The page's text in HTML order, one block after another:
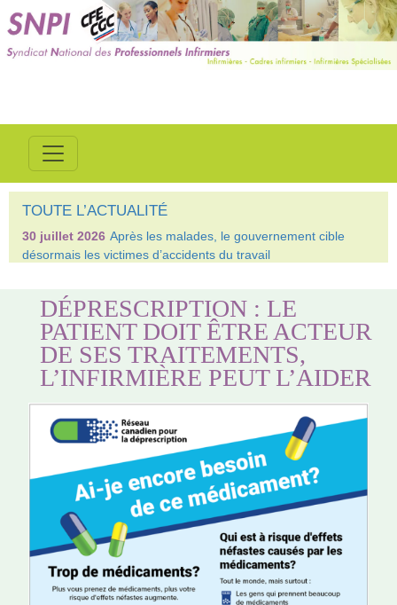
TOUTE L’ACTUALITÉ
30 juillet 2026 Après les malades, le gouvernement cible
désormais les victimes d’accidents du travail
DÉPRESCRIPTION : LE
PATIENT DOIT ÊTRE ACTEUR
DE SES TRAITEMENTS,
L’INFIRMIÈRE PEUT L’AIDER